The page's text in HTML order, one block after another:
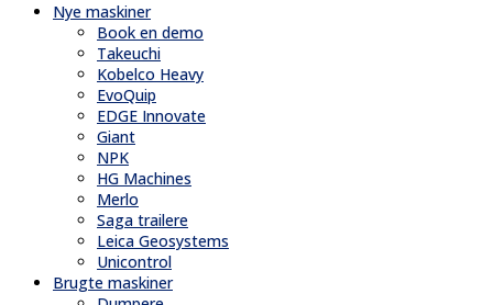
Nye maskiner
Book en demo
Takeuchi
Kobelco Heavy
EvoQuip
EDGE Innovate
Giant
NPK
HG Machines
Merlo
Saga trailere
Leica Geosystems
Unicontrol
Brugte maskiner